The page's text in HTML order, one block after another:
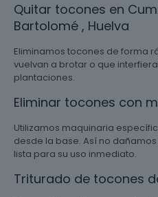
Quitar tocones en
Bartolomé , Huelva
Eliminamos tocones de forma
vuelvan a brotar o que
plantaciones.
Eliminar tocones con
Utilizamos maquinaria
desde la base. Así no
lista para su uso inmediato.
Triturado de tocones